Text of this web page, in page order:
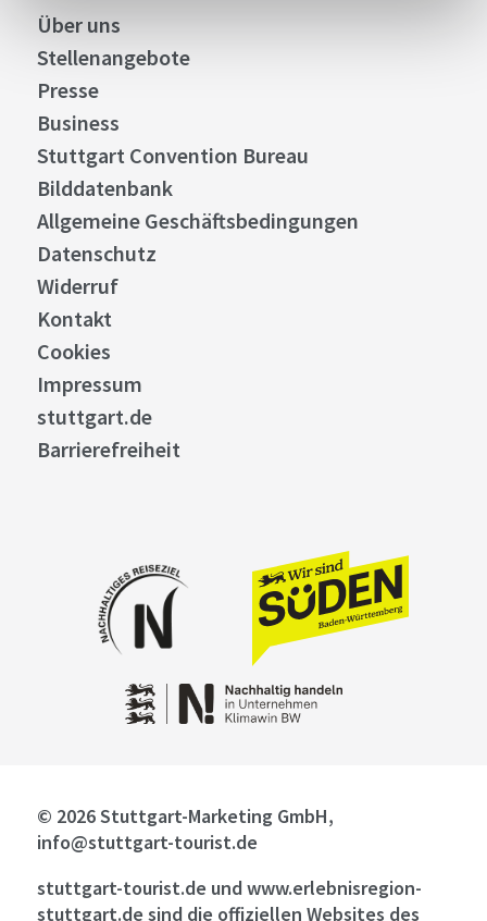
Über uns
Stellenangebote
Presse
Business
Stuttgart Convention Bureau
Bilddatenbank
Allgemeine Geschäftsbedingungen
Datenschutz
Widerruf
Kontakt
Cookies
Impressum
stuttgart.de
Barrierefreiheit
© 2026 Stuttgart-Marketing GmbH,
info@stuttgart-tourist.de
stuttgart-tourist.de und www.erlebnisregion-
stuttgart.de sind die offiziellen Websites des